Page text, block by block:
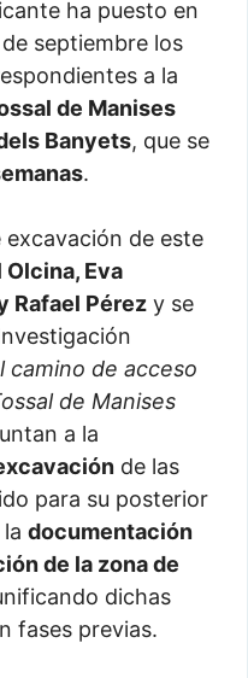
ha puesto en
septiembre los
a la
de Manises
Banyets, que se
.
de este
Olcina, Eva
Rafael Pérez y se
camino de acceso
de Manises
a la
de las
para su posterior
documentación
de la zona de
dichas
fases previas.